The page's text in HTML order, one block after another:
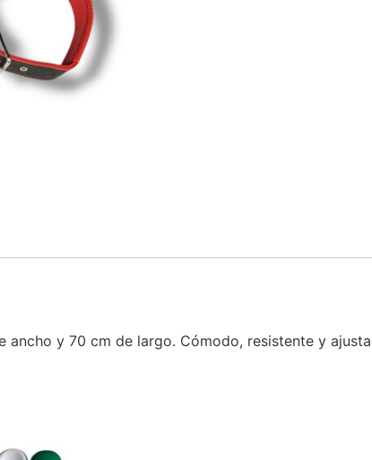
ancho y 70 cm de largo. Cómodo, resistente y